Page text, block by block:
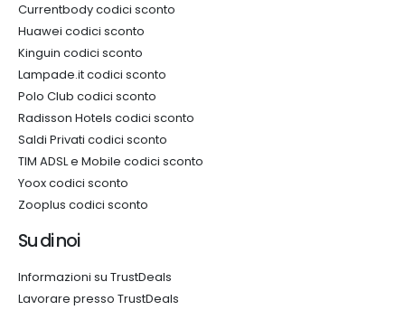
Currentbody codici sconto
Huawei codici sconto
Kinguin codici sconto
Lampade.it codici sconto
Polo Club codici sconto
Radisson Hotels codici sconto
Saldi Privati codici sconto
TIM ADSL e Mobile codici sconto
Yoox codici sconto
Zooplus codici sconto
Su di noi
Informazioni su TrustDeals
Lavorare presso TrustDeals